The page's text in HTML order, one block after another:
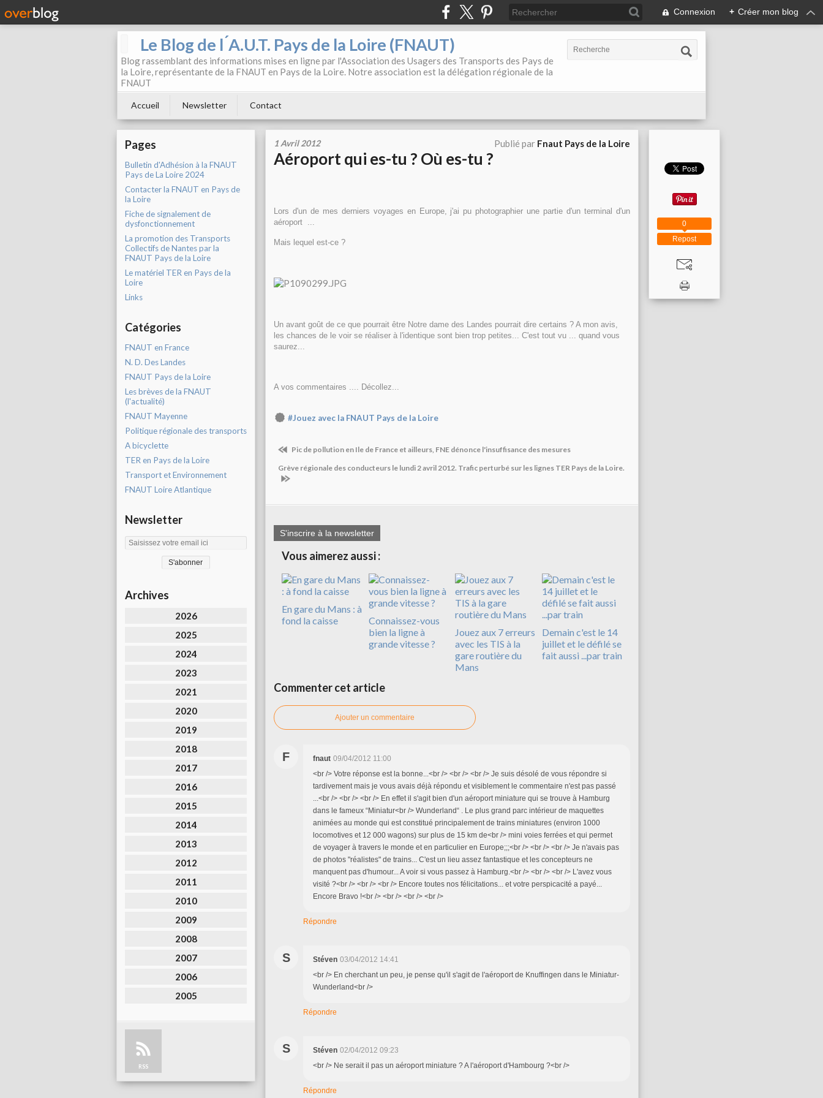
Connexion + Créer mon blog
Le Blog de l ́A.U.T. Pays de la Loire (FNAUT)
Blog rassemblant des informations mises en ligne par l'Association des Usagers des Transports des Pays de
la Loire, représentante de la FNAUT en Pays de la Loire. Notre association est la délégation régionale de la
FNAUT
Accueil Newsletter Contact
Pages
Bulletin d'Adhésion à la FNAUT
Pays de La Loire 2024
Contacter la FNAUT en Pays de
la Loire
Fiche de signalement de
dysfonctionnement
La promotion des Transports
Collectifs de Nantes par la
FNAUT Pays de la Loire
Le matériel TER en Pays de la
Loire
Links
Catégories
FNAUT en France
N. D. Des Landes
FNAUT Pays de la Loire
Les brèves de la FNAUT
(l'actualité)
FNAUT Mayenne
Politique régionale des transports
A bicyclette
TER en Pays de la Loire
Transport et Environnement
FNAUT Loire Atlantique
Newsletter
Archives
2026
2025
2024
2023
2021
2020
2019
2018
2017
2016
2015
2014
2013
2012
2011
2010
2009
2008
2007
2006
2005
RSS
1 Avril 2012 Publié par Fnaut Pays de la Loire
Aéroport qui es-tu ? Où es-tu ?
Lors d'un de mes derniers voyages en Europe, j'ai pu photographier une partie d'un terminal d'un
aéroport ...
Mais lequel est-ce ?
Un avant goût de ce que pourrait être Notre dame des Landes pourrait dire certains ? A mon avis,
les chances de le voir se réaliser à l'identique sont bien trop petites... C'est tout vu ... quand vous
saurez...
A vos commentaires .... Décollez...
#Jouez avec la FNAUT Pays de la Loire
Pic de pollution en Ile de France et ailleurs, FNE dénonce l'insuffisance des mesures
Grève régionale des conducteurs le lundi 2 avril 2012. Trafic perturbé sur les lignes TER Pays de la Loire.
S'inscrire à la newsletter
Vous aimerez aussi :
En gare du Mans : à
fond la caisse
Connaissez-vous
bien la ligne à
grande vitesse ?
Jouez aux 7 erreurs
avec les TIS à la
gare routière du
Mans
Demain c'est le 14
juillet et le défilé se
fait aussi ...par train
Commenter cet article
Ajouter un commentaire
F fnaut 09/04/2012 11:00
<br /> Votre réponse est la bonne...<br /> <br /> <br /> Je suis désolé de vous répondre si
tardivement mais je vous avais déjà répondu et visiblement le commentaire n'est pas passé
...<br /> <br /> <br /> En effet il s'agit bien d'un aéroport miniature qui se trouve à Hamburg
dans le fameux “Miniatur<br /> Wunderland“ . Le plus grand parc intérieur de maquettes
animées au monde qui est constitué principalement de trains miniatures (environ 1000
locomotives et 12 000 wagons) sur plus de 15 km de<br /> mini voies ferrées et qui permet
de voyager à travers le monde et en particulier en Europe;;;<br /> <br /> <br /> Je n'avais pas
de photos "réalistes" de trains... C'est un lieu assez fantastique et les concepteurs ne
manquent pas d'humour... A voir si vous passez à Hamburg.<br /> <br /> <br /> L'avez vous
visité ?<br /> <br /> <br /> Encore toutes nos félicitations... et votre perspicacité a payé...
Encore Bravo !<br /> <br /> <br /> <br />
Répondre
S Stéven 03/04/2012 14:41
<br /> En cherchant un peu, je pense qu'il s'agit de l'aéroport de Knuffingen dans le Miniatur-
Wunderland<br />
Répondre
S Stéven 02/04/2012 09:23
<br /> Ne serait il pas un aéroport miniature ? A l'aéroport d'Hambourg ?<br />
Répondre
Repost
0